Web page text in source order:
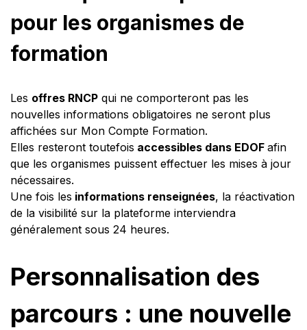
pour les organismes de
formation
Les offres RNCP qui ne comporteront pas les
nouvelles informations obligatoires ne seront plus
affichées sur Mon Compte Formation.
Elles resteront toutefois accessibles dans EDOF afin
que les organismes puissent effectuer les mises à jour
nécessaires.
Une fois les informations renseignées, la réactivation
de la visibilité sur la plateforme interviendra
généralement sous 24 heures.
Personnalisation des
parcours : une nouvelle